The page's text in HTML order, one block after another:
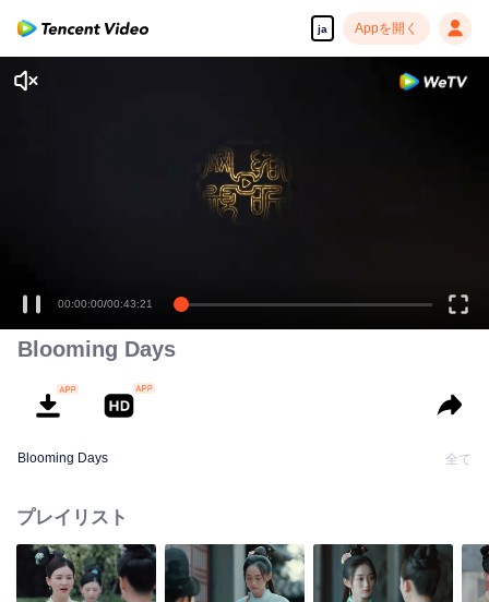
ja Appを開く
00:00:00/00:43:21
Blooming Days
Blooming Days 全て
プレイリスト